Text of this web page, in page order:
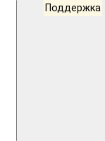
Поддержка